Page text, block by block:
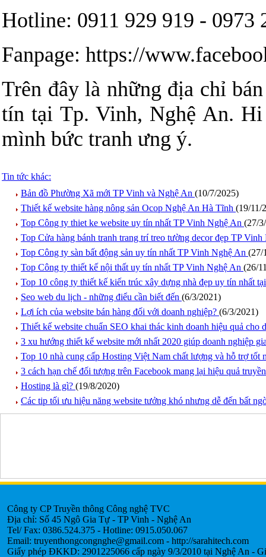
Hotline: 0911 929 919 - 0973
Fanpage: https://
Trên đây là những địa chỉ
tín tại Tp. Vinh, Nghệ An.
mình bức tranh ưng ý.
Tin tức khác:
Bản đồ Phường Xã mới TP Vinh và Nghệ An (10/7/2025)
Thiết kế website hàng nông sản Ocop Nghệ An Hà Tĩnh (19/11/
Top Công ty thiet ke website uy tín nhất TP Vinh Nghệ An (27/
Top Cửa hàng bánh tranh trang trí treo tường decor đẹp TP
Top Công ty sàn bất động sản uy tín nhất TP Vinh Nghệ An (27/
Top Công ty thiết kế nội thất uy tín nhất TP Vinh Nghệ An (26/
Top 10 công ty thiết kế kiến trúc xây dựng nhà đẹp uy tín nhất
Seo web du lịch - những điểu cần biết đến (6/3/2021)
Lợi ích của website bán hàng đối với doanh nghiệp? (6/3/2021)
Thiết kế website chuẩn SEO khai thác kinh doanh hiệu quả cho
3 xu hướng thiết kế website mới nhất 2020 giúp doanh nghiệp
Top 10 nhà cung cấp Hosting Việt Nam chất lượng và hỗ trợ tốt
3 cách hạn chế đối tượng trên Facebook mang lại hiệu quả
Hosting là gì? (19/8/2020)
Các tip tối ưu hiệu năng website tưởng khó nhưng dễ đến bất
Công ty CP Truyền thông Công nghệ TVC
Địa chỉ: Số 45 Ngô Gia Tự - TP Vinh - Nghệ An
Tel/ Fax: 0386.524.375 - Hotline: 0915.050.067
Email: truyenthongcongnghe@gmail.com - http://sarahitech.com
Giấy phép ĐKKD: 2901225066 cấp ngày 9/3/2010 tại Nghệ An -